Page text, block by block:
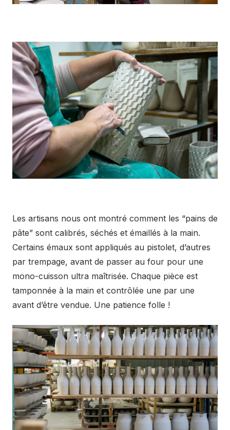
Les artisans nous ont montré comment les “pains de
pâte” sont calibrés, séchés et émaillés à la main.
Certains émaux sont appliqués au pistolet, d’autres
par trempage, avant de passer au four pour une
mono-cuisson ultra maîtrisée. Chaque pièce est
tamponnée à la main et contrôlée une par une
avant d’être vendue. Une patience folle !